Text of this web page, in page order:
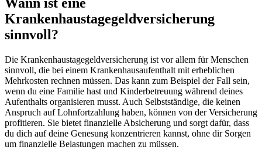
Krankenhaustagegeldversicherung
sinnvoll?
Die Krankenhaustagegeldversicherung ist vor allem für Menschen
sinnvoll, die bei einem Krankenhausaufenthalt mit erheblichen
Mehrkosten rechnen müssen. Das kann zum Beispiel der Fall sein,
wenn du eine Familie hast und Kinderbetreuung während deines
Aufenthalts organisieren musst. Auch Selbstständige, die keinen
Anspruch auf Lohnfortzahlung haben, können von der Versicherung
profitieren. Sie bietet finanzielle Absicherung und sorgt dafür, dass
du dich auf deine Genesung konzentrieren kannst, ohne dir Sorgen
um finanzielle Belastungen machen zu müssen.